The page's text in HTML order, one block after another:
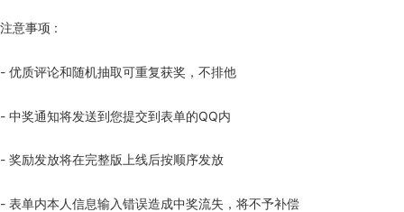
注意事项 :
- 优质评论和随机抽取可重复获奖，不排他
- 中奖通知将发送到您提交到表单的QQ内
- 奖励发放将在完整版上线后按顺序发放
- 表单内本人信息输入错误造成中奖流失，将不予补偿